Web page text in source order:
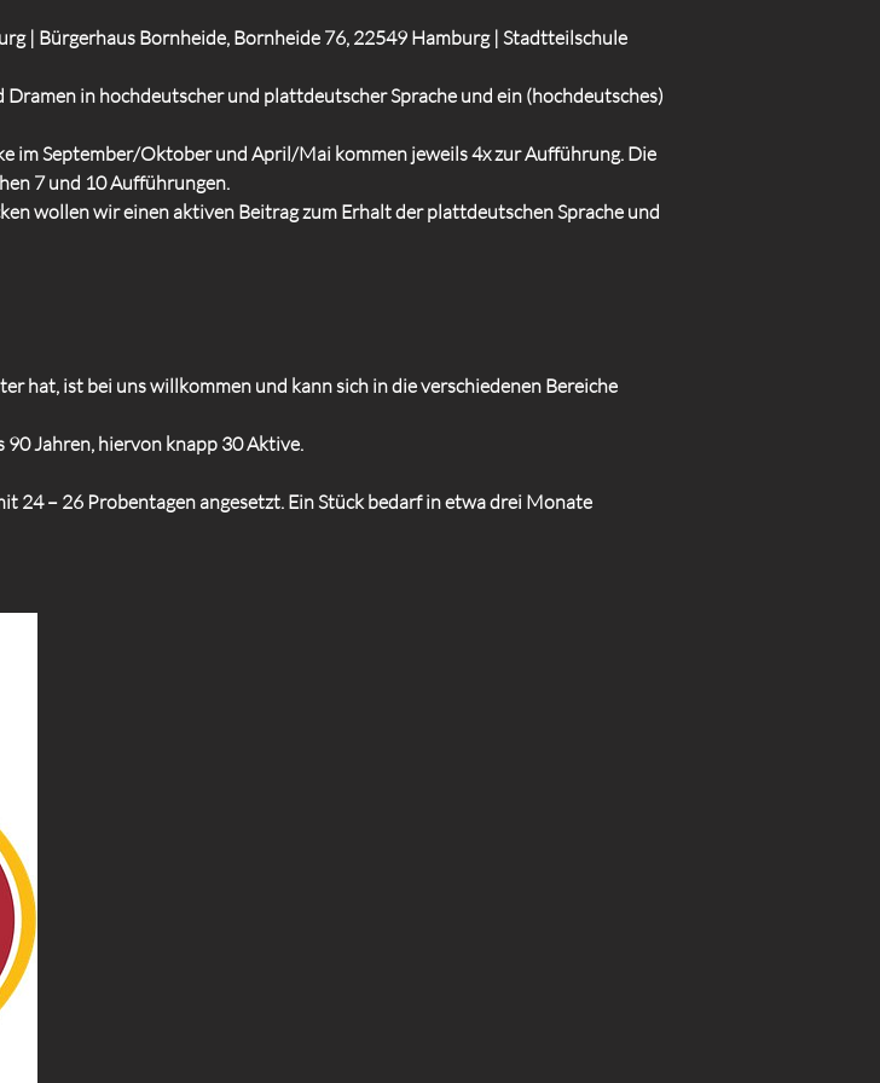
| Bürgerhaus Bornheide, Bornheide 76, 22549 Hamburg | Stadtteilschule
in hochdeutscher und plattdeutscher Sprache und ein (hochdeutsches)
im September/Oktober und April/Mai kommen jeweils 4x zur Aufführung. Die
7 und 10 Aufführungen.
wollen wir einen aktiven Beitrag zum Erhalt der plattdeutschen Sprache und
hat, ist bei uns willkommen und kann sich in die verschiedenen Bereiche
Jahren, hiervon knapp 30 Aktive.
24 – 26 Probentagen angesetzt. Ein Stück bedarf in etwa drei Monate